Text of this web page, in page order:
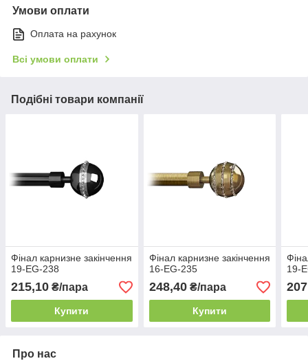
Умови оплати
Оплата на рахунок
Всі умови оплати
Подібні товари компанії
Фінал карнизне закінчення
19-EG-238
215,10 ₴/пара
Купити
Фінал карнизне закінчення
16-EG-235
248,40₴/пара
Купити
19-
Про нас